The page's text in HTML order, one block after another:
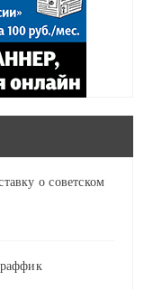
о советском